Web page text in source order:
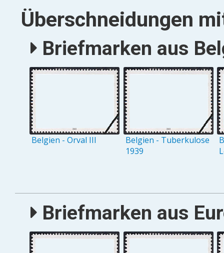
Überschneidungen
Briefmarken aus
Belgien - Orval III
Belgien - Tuberkulose
1939
Briefmarken aus